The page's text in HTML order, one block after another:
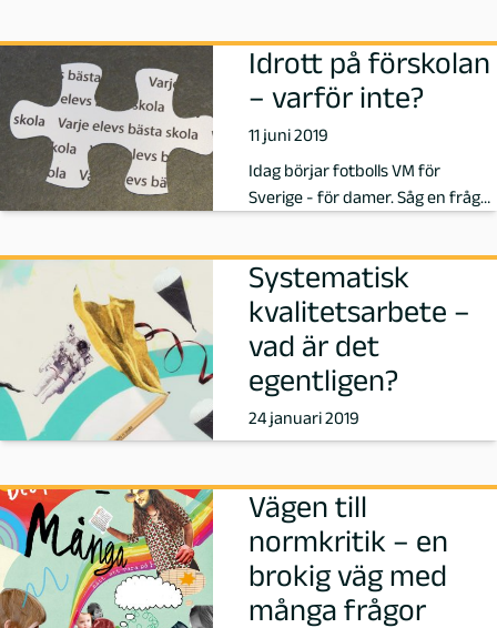
n
d
,
ö
r
f
a
t
Idrott på förskolan
– varför inte?
11 juni 2019
Idag börjar fotbolls VM för
Sverige - för damer. Såg en fråga
Systematisk
kvalitetsarbete –
vad är det
egentligen?
24 januari 2019
Vägen till
normkritik – en
brokig väg med
många frågor